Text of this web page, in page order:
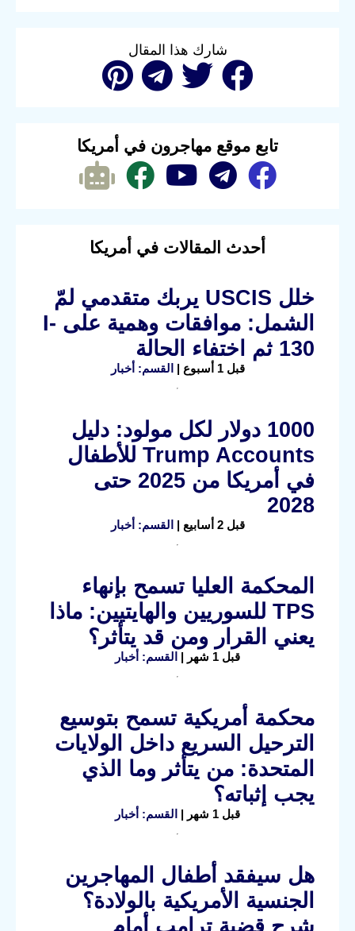
شارك هذا المقال
تابع موقع مهاجرون في أمريكا
أحدث المقالات في أمريكا
خلل USCIS يربك متقدمي لمّ
الشمل: موافقات وهمية على I-
130 ثم اختفاء الحالة
قبل 1 أسبوع | القسم: أخبار
1000 دولار لكل مولود: دليل
Trump Accounts للأطفال
في أمريكا من 2025 حتى
2028
قبل 2 أسابيع | القسم: أخبار
المحكمة العليا تسمح بإنهاء
TPS للسوريين والهايتيين: ماذا
يعني القرار ومن قد يتأثر؟
قبل 1 شهر | القسم: أخبار
محكمة أمريكية تسمح بتوسيع
الترحيل السريع داخل الولايات
المتحدة: من يتأثر وما الذي
يجب إثباته؟
قبل 1 شهر | القسم: أخبار
هل سيفقد أطفال المهاجرين
الجنسية الأمريكية بالولادة؟
شرح قضية ترامب أمام